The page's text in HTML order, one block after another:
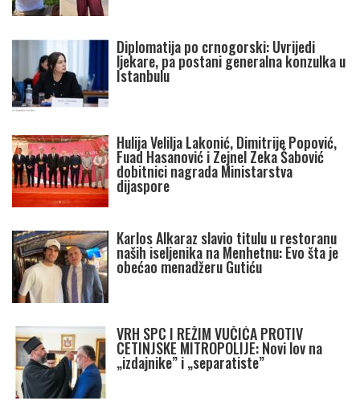
Diplomatija po crnogorski: Uvrijedi
ljekare, pa postani generalna konzulka u
Istanbulu
Hulija Velilja Lakonić, Dimitrije Popović,
Fuad Hasanović i Zejnel Zeka Šabović
dobitnici nagrada Ministarstva
dijaspore
Karlos Alkaraz slavio titulu u restoranu
naših iseljenika na Menhetnu: Evo šta je
obećao menadžeru Gutiću
VRH SPC I REŽIM VUČIĆA PROTIV
CETINJSKE MITROPOLIJE: Novi lov na
„izdajnike” i „separatiste”